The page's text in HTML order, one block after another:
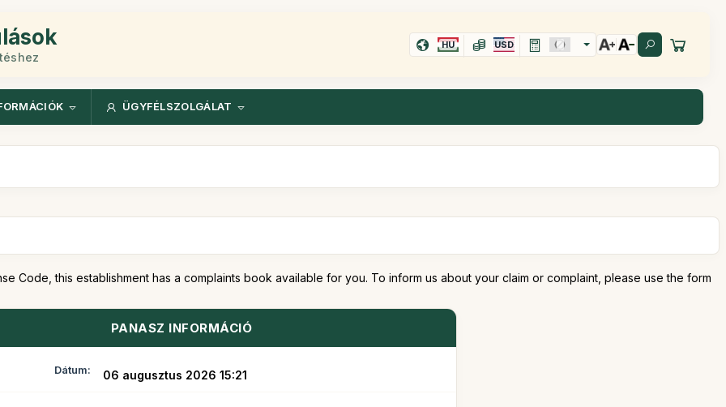
HU USD
ÜGYFÉLSZOLGÁLAT
Code, this establishment has a complaints book available for you. To inform us about your claim or complaint, please use the form
PANASZ INFORMÁCIÓ
Dátum: 06 augusztus 2026 15:21